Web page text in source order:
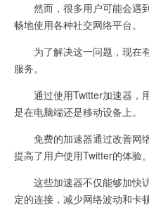
然而，很多用户可能会遇
畅地使用各种社交网络平台。
为了解决这一问题，现在
服务。
通过使用Twitter加速器，
是在电脑端还是移动设备上。
免费的加速器通过改善网络
提高了用户使用Twitter的体验。
这些加速器不仅能够加快
定的连接，减少网络波动和卡